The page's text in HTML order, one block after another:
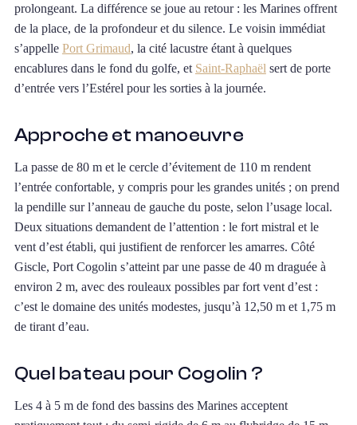
prolongeant. La différence se joue au retour : les Marines offrent
de la place, de la profondeur et du silence. Le voisin immédiat
s’appelle Port Grimaud, la cité lacustre étant à quelques
encablures dans le fond du golfe, et Saint-Raphaël sert de porte
d’entrée vers l’Estérel pour les sorties à la journée.
Approche et manoeuvre
La passe de 80 m et le cercle d’évitement de 110 m rendent
l’entrée confortable, y compris pour les grandes unités ; on prend
la pendille sur l’anneau de gauche du poste, selon l’usage local.
Deux situations demandent de l’attention : le fort mistral et le
vent d’est établi, qui justifient de renforcer les amarres. Côté
Giscle, Port Cogolin s’atteint par une passe de 40 m draguée à
environ 2 m, avec des rouleaux possibles par fort vent d’est :
c’est le domaine des unités modestes, jusqu’à 12,50 m et 1,75 m
de tirant d’eau.
Quel bateau pour Cogolin ?
Les 4 à 5 m de fond des bassins des Marines acceptent